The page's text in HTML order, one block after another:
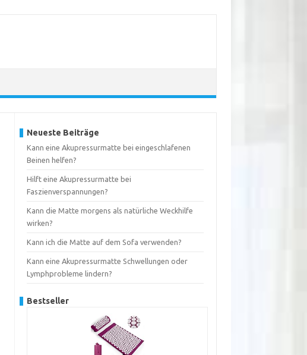
Neueste Beiträge
Kann eine Akupressurmatte bei eingeschlafenen
Beinen helfen?
Hilft eine Akupressurmatte bei
Faszienverspannungen?
Kann die Matte morgens als natürliche Weckhilfe
wirken?
Kann ich die Matte auf dem Sofa verwenden?
Kann eine Akupressurmatte Schwellungen oder
Lymphprobleme lindern?
Bestseller